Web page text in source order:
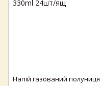
Напій газований полуниця